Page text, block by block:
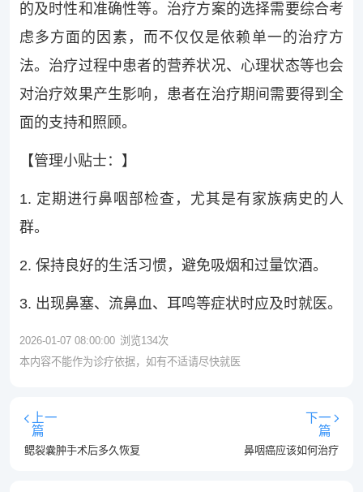
的及时性和准确性等。治疗方案的选择需要综合考
虑多方面的因素，而不仅仅是依赖单一的治疗方
法。治疗过程中患者的营养状况、心理状态等也会
对治疗效果产生影响，患者在治疗期间需要得到全
面的支持和照顾。
【管理小贴士：】
1. 定期进行鼻咽部检查，尤其是有家族病史的人
群。
2. 保持良好的生活习惯，避免吸烟和过量饮酒。
3. 出现鼻塞、流鼻血、耳鸣等症状时应及时就医。
2026-01-07 08:00:00 浏览134次
本内容不能作为诊疗依据，如有不适请尽快就医
上一
篇
鳃裂囊肿手术后多久恢复
下一
篇
鼻咽癌应该如何治疗